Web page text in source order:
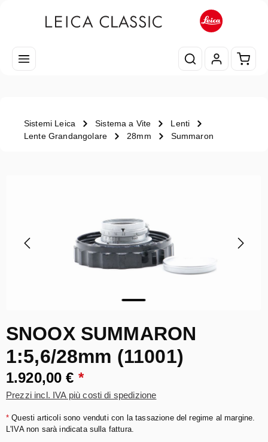
Il
Sistemi Leica Sistema a Vite
Lenti
Lente Grandangolare
28mm Summaron
SNOOX SUMMARON
1:5,6/28mm (11001)
1.920,00 € *
Prezzi incl. IVA più costi di spedizione
* Questi articoli sono venduti con la tassazione del regime al margine.
L'IVA non sarà indicata sulla fattura.